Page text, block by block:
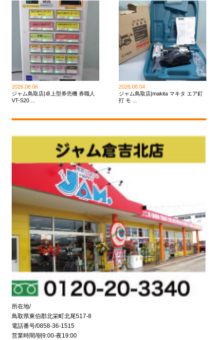
2026.08.06
ジャム鳥取店|卓上型券売機 券職人
VT-S20 ...
2026.08.04
ジャム鳥取店|makita マキタ エア釘
打 モ ...
所在地/
鳥取県東伯郡北栄町北尾517-8
電話番号/0858-36-1515
営業時間/朝9:00-夜19:00